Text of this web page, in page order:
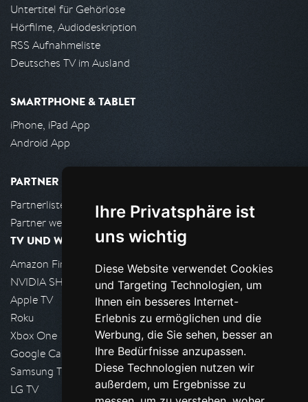
Ihre Privatsphäre ist
uns wichtig
Diese Website verwendet Cookies
und Targeting Technologien, um
Ihnen ein besseres Internet-
Erlebnis zu ermöglichen und die
Werbung, die Sie sehen, besser an
Ihre Bedürfnisse anzupassen.
Diese Technologien nutzen wir
außerdem, um Ergebnisse zu
Untertitel für Gehörlose
Hörfilme, Audiodeskription
RSS Aufnahmeliste
Deutsches TV im Ausland
SMARTPHONE & TABLET
iPhone, iPad App
Android App
PARTNER
Partnerliste
Partner werden
TV UND WOHNZIMMER
Amazon FireTV
NVIDIA SHIELD, Google TV
Apple TV
Roku
Xbox One
Google Cast
Samsung TV
LG TV